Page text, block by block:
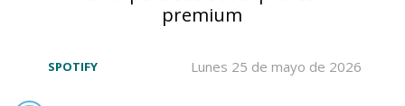
podrá guardarse y
premium
Lunes 25 de mayo de 2026
SPOTIFY